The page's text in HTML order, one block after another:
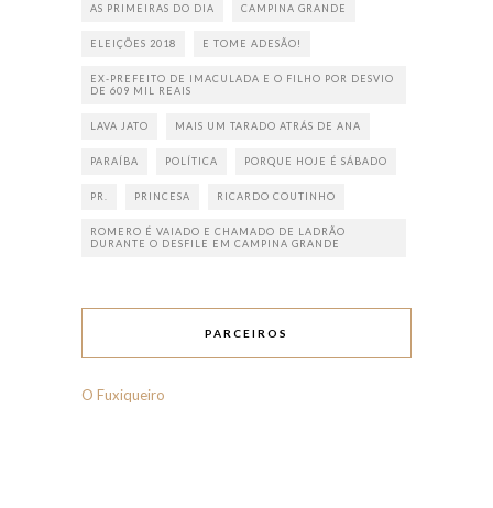
AS PRIMEIRAS DO DIA CAMPINA GRANDE
ELEIÇÕES 2018 E TOME ADESÃO!
EX-PREFEITO DE IMACULADA E O FILHO POR DESVIO
DE 609 MIL REAIS
LAVA JATO MAIS UM TARADO ATRÁS DE ANA
PARAÍBA POLÍTICA PORQUE HOJE É SÁBADO
PR. PRINCESA RICARDO COUTINHO
ROMERO É VAIADO E CHAMADO DE LADRÃO
DURANTE O DESFILE EM CAMPINA GRANDE
PARCEIROS
O Fuxiqueiro